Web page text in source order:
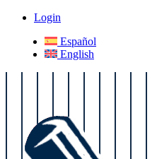
Login
Español
English